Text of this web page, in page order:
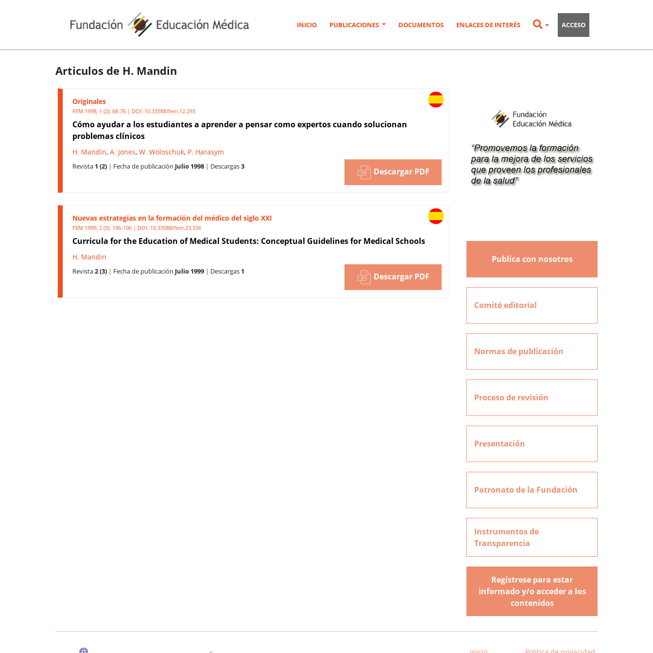
INICIO PUBLICACIONES DOCUMENTOS ENLACES DE INTERÉS ACCESO
Articulos de H. Mandin
Originales
FEM 1998; 1 (2): 68-76 | DOI: 10.33588/fem.12.293
Cómo ayudar a los estudiantes a aprender a pensar como expertos cuando solucionan
problemas clínicos
H. Mandin, A. Jones, W. Woloschuk, P. Harasym
Revista 1 (2) | Fecha de publicación Julio 1998 | Descargas3 Descargar PDF
Nuevas estrategias en la formación del médico del siglo XXI
FEM 1999; 2 (3): 106-106 | DOI: 10.33588/fem.23.326
Curricula for the Education of Medical Students: Conceptual Guidelines for Medical Schools
H. Mandin
Revista2 (3) | Fecha de publicación Julio 1999 | Descargas 1 Descargar PDF
Publica con nosotros
Comité editorial
Normas de publicación
Proceso de revisión
Presentación
Patronato de la Fundación
Instrumentos de
Transparencia
Regístrese para estar
informado y/o acceder a los
contenidos